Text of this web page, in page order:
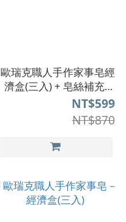
歐瑞克職人手作家事皂經
濟盒(三入) + 皂絲補充包
(一入)
NT$599
NT$870